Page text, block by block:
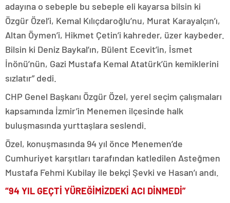
adayına o sebeple bu sebeple eli kayarsa bilsin ki
Özgür Özel’i, Kemal Kılıçdaroğlu’nu, Murat Karayalçın’ı,
Altan Öymen’i, Hikmet Çetin’i kahreder, üzer kaybeder.
Bilsin ki Deniz Baykal’ın, Bülent Ecevit’in, İsmet
İnönü’nün, Gazi Mustafa Kemal Atatürk’ün kemiklerini
sızlatır” dedi.
CHP Genel Başkanı Özgür Özel, yerel seçim çalışmaları
kapsamında İzmir’in Menemen ilçesinde halk
buluşmasında yurttaşlara seslendi.
Özel, konuşmasında 94 yıl önce Menemen’de
Cumhuriyet karşıtları tarafından katledilen Asteğmen
Mustafa Fehmi Kubilay ile bekçi Şevki ve Hasan’ı andı.
“94 YIL GEÇTİ YÜREĞİMİZDEKİ ACI DİNMEDİ”